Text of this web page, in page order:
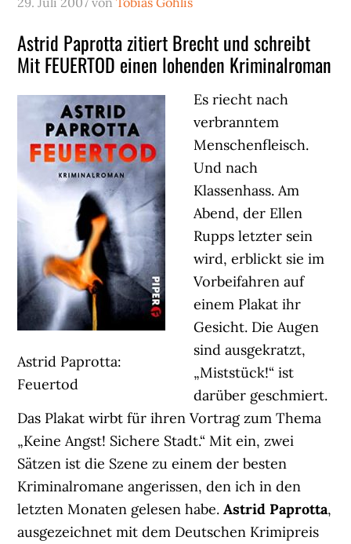
Astrid Paprotta zitiert Brecht und schreibt
Mit FEUERTOD einen lohenden Kriminalroman
Astrid Paprotta:
Feuertod
Es riecht nach
verbranntem
Menschenfleisch.
Und nach
Klassenhass. Am
Abend, der Ellen
Rupps letzter sein
wird, erblickt sie im
Vorbeifahren auf
einem Plakat ihr
Gesicht. Die Augen
sind ausgekratzt,
„Miststück!“ ist
darüber geschmiert.
Das Plakat wirbt für ihren Vortrag zum Thema
„Keine Angst! Sichere Stadt.“ Mit ein, zwei
Sätzen ist die Szene zu einem der besten
Kriminalromane angerissen, den ich in den
letzten Monaten gelesen habe.Astrid Paprotta,
ausgezeichnet mit dem Deutschen Krimipreis